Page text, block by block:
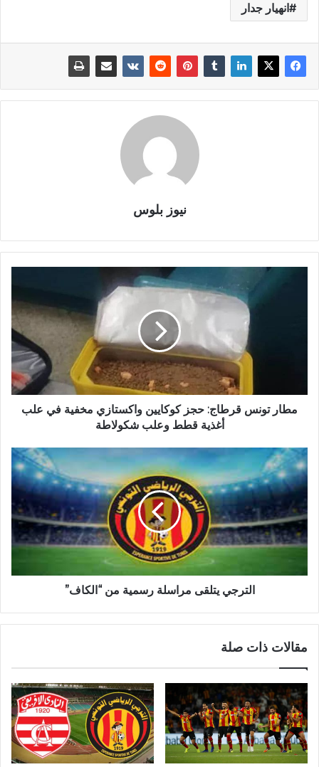
انهيار جدار
نيوز بلوس
مطار تونس قرطاج: حجز كوكايين واكستازي مخفية في علب
أغذية قطط وعلب شكولاطة
الترجي يتلقى مراسلة رسمية من “الكاف”
مقالات ذات صلة